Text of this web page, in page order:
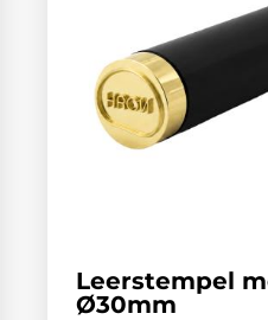
Leerstempel
Ø30mm